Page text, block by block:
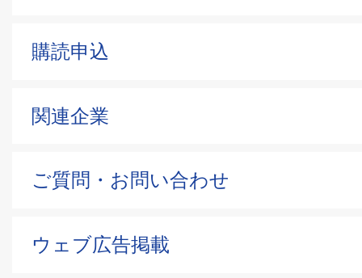
購読申込
関連企業
ご質問・お問い合わせ
ウェブ広告掲載